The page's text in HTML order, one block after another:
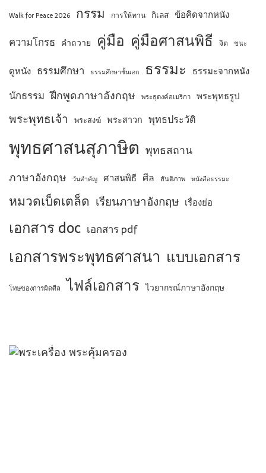
Walk for Peace 2026 กรรม การให้ทาน กิเลส ข้อคิดจากหนัง
ความโกรธ คำถวาย คู่มือ คู่มือศาสนพิธี จิต ชนะ
ดูหนัง ธรรมศึกษา ธรรมศึกษาชั้นเอก ธรรมะ ธรรมะจากหนัง
นักธรรม ฝึกพูดภาษาอังกฤษ พระธุดงค์อเมริกา พระพุทธรูป
พระพุทธเจ้า พระสงฆ์ พระสาวก พุทธประวัติ
พุทธศาสนสุภาษิต พุทธสถาน
ภาษาอังกฤษ วันสำคัญ ศาสนพิธี ศีล สันติภาพ หนังสือธรรมะ
หมวดเบ็ดเตล็ด เรียนภาษาอังกฤษ เรื่องย่อ
เอกสาร doc เอกสาร pdf
เอกสารพระพุทธศาสนา แบบเอกสาร
โทษของการผิดศีล ไฟล์เอกสาร ไวยากรณ์ภาษาอังกฤษ